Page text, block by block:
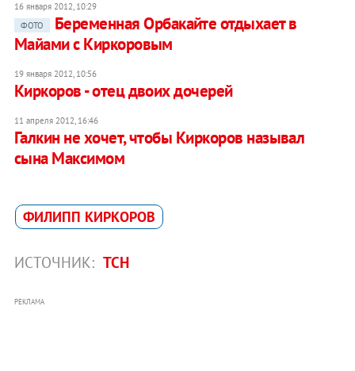
16 января 2012, 10:29
ФОТО
Беременная Орбакайте отдыхает в
Майами с Киркоровым
19 января 2012, 10:56
Киркоров - отец двоих дочерей
11 апреля 2012, 16:46
Галкин не хочет, чтобы Киркоров называл
сына Максимом
ФИЛИПП КИРКОРОВ
ИСТОЧНИК: ТСН
РЕКЛАМА